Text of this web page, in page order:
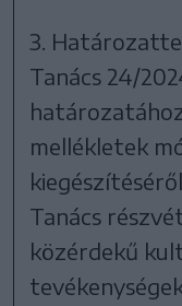
3.
Tanács 24/
mellékletek
Tanács
közérdekű